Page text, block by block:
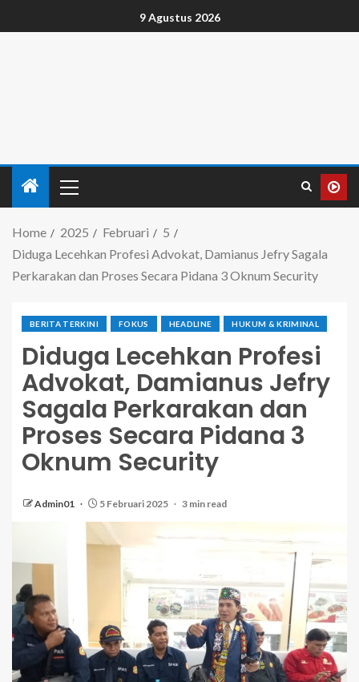
9 Agustus 2026
Home 2025 Februari
5
Diduga Lecehkan Profesi Advokat, Damianus Jefry Sagala
Perkarakan dan Proses Secara Pidana 3 Oknum Security
BERITA TERKINI FOKUS HEADLINE HUKUM & KRIMINAL
Diduga Lecehkan Profesi
Advokat, Damianus Jefry
Sagala Perkarakan dan
Proses Secara Pidana 3
Oknum Security
Admin01 5 Februari 2025 3 min read